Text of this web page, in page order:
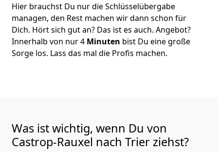
Hier brauchst Du nur die Schlüsselübergabe
managen, den Rest machen wir dann schon für
Dich. Hört sich gut an? Das ist es auch. Angebot?
Innerhalb von nur 4 Minuten bist Du eine große
Sorge los. Lass das mal die Profis machen.
Was ist wichtig, wenn Du von
Castrop-Rauxel nach Trier ziehst?